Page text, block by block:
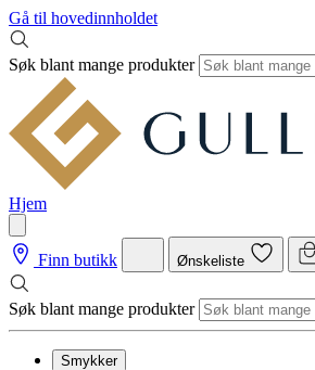
Gå til hovedinnholdet
Søk blant mange produkter
Hjem
Finn butikk Ønskeliste
Søk blant mange produkter
Smykker